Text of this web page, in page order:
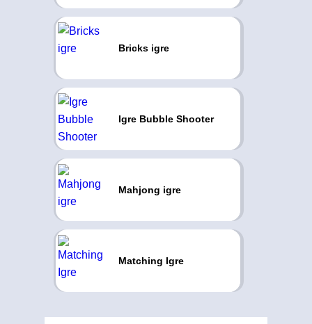
Bricks igre
Igre Bubble Shooter
Mahjong igre
Matching Igre